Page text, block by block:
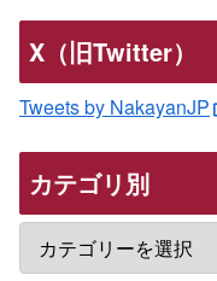
X（旧Twitter）
Tweets by NakayanJP
カテゴリ別